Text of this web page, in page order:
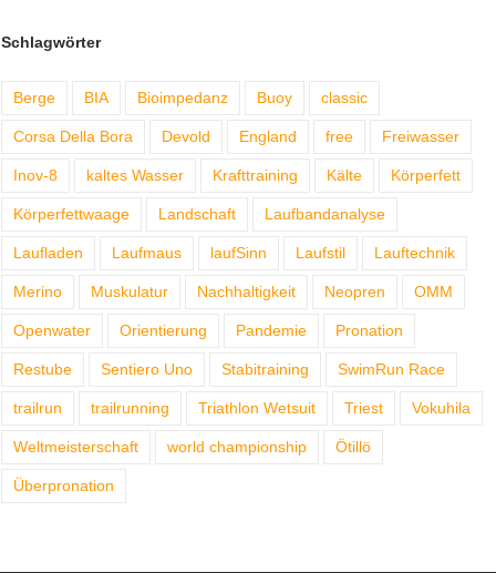
Schlagwörter
Berge BIA Bioimpedanz Buoy classic
Corsa Della Bora Devold England free Freiwasser
Inov-8 kaltes Wasser Krafttraining Kälte Körperfett
Körperfettwaage Landschaft Laufbandanalyse
Laufladen Laufmaus laufSinn Laufstil Lauftechnik
Merino Muskulatur Nachhaltigkeit Neopren OMM
Openwater Orientierung Pandemie Pronation
Restube Sentiero Uno Stabitraining SwimRun Race
trailrun trailrunning Triathlon Wetsuit Triest Vokuhila
Weltmeisterschaft world championship Ötillö
Überpronation